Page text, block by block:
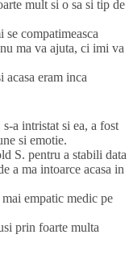
mult si o sa si tip de
compatimeasca
ma va ajuta, ci imi va
acasa eram inca
a intristat si ea, a fost
si emotie.
S. pentru a stabili data
a ma intoarce acasa in
empatic medic pe
prin foarte multa